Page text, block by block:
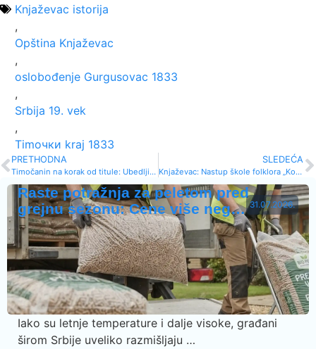
Knjaževac istorija
,
Opština Knjaževac
,
oslobođenje Gurgusovac 1833
,
Srbija 19. vek
,
Timочки kraj 1833
PRETHODNA
Timočanin na korak od titule: Ubedljiv trijumf protiv Balkanskog u Play-offu
SLEDEĆA
Knjaževac: Nastup škole folklora „Kolo” 21. maja u Domu kulture
31.07.2026.
Raste potražnja za peletom pred
grejnu sezonu: Cene više neg…
Iako su letnje temperature i dalje visoke, građani
širom Srbije uveliko razmišljaju …